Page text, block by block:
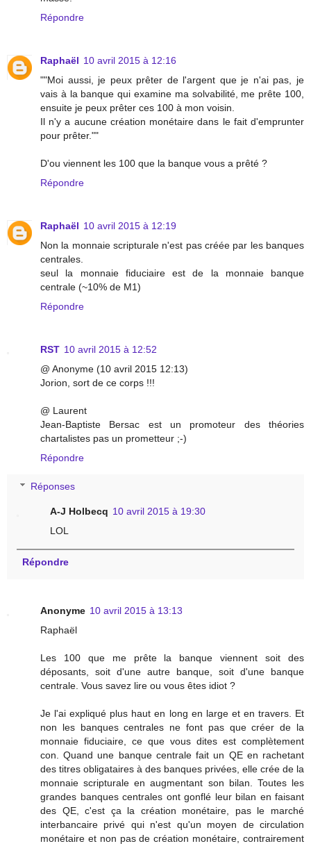
Répondre
Raphaël 10 avril 2015 à 12:16
""Moi aussi, je peux prêter de l'argent que je n'ai pas, je
vais à la banque qui examine ma solvabilité, me prête 100,
ensuite je peux prêter ces 100 à mon voisin.
Il n'y a aucune création monétaire dans le fait d'emprunter
pour prêter.""
D'ou viennent les 100 que la banque vous a prêté ?
Répondre
Raphaël 10 avril 2015 à 12:19
Non la monnaie scripturale n'est pas créée par les banques
centrales.
seul la monnaie fiduciaire est de la monnaie banque
centrale (~10% de M1)
Répondre
RST 10 avril 2015 à 12:52
@ Anonyme (10 avril 2015 12:13)
Jorion, sort de ce corps !!!
@ Laurent
Jean-Baptiste Bersac est un promoteur des théories
chartalistes pas un prometteur ;-)
Répondre
Réponses
A-J Holbecq 10 avril 2015 à 19:30
LOL
Répondre
Anonyme 10 avril 2015 à 13:13
Raphaël
Les 100 que me prête la banque viennent soit des
déposants, soit d'une autre banque, soit d'une banque
centrale. Vous savez lire ou vous êtes idiot ?
Je l'ai expliqué plus haut en long en large et en travers. Et
non les banques centrales ne font pas que créer de la
monnaie fiduciaire, ce que vous dites est complètement
con. Quand une banque centrale fait un QE en rachetant
des titres obligataires à des banques privées, elle crée de la
monnaie scripturale en augmentant son bilan. Toutes les
grandes banques centrales ont gonflé leur bilan en faisant
des QE, c'est ça la création monétaire, pas le marché
interbancaire privé qui n'est qu'un moyen de circulation
monétaire et non pas de création monétaire, contrairement